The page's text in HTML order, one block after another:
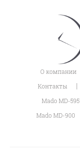
О компании
Контакты |
Mado MD-595
Mado MD-900